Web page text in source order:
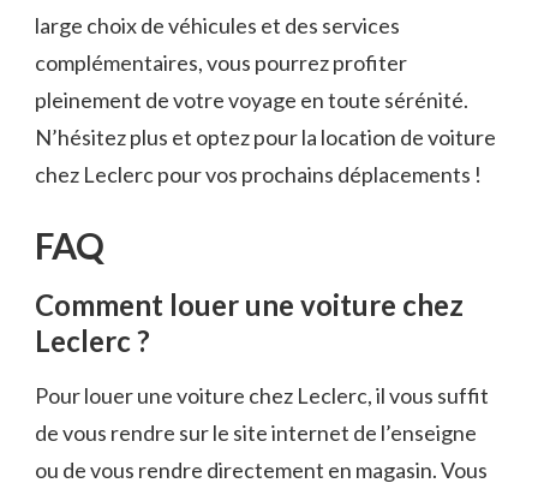
large choix de véhicules et des services
complémentaires, vous pourrez profiter
pleinement de votre voyage en toute sérénité.
N’hésitez plus et optez pour la location de voiture
chez Leclerc pour vos prochains déplacements !
FAQ
Comment louer une voiture chez
Leclerc ?
Pour louer une voiture chez Leclerc, il vous suffit
de vous rendre sur le site internet de l’enseigne
ou de vous rendre directement en magasin. Vous